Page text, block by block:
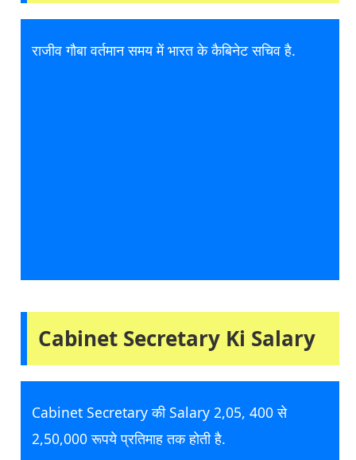
राजीव गौबा वर्तमान समय में भारत के कैबिनेट सचिव है.
Cabinet Secretary Ki Salary
Cabinet Secretary की Salary 2,05, 400 से
2,50,000 रूपये प्रतिमाह तक होती है.